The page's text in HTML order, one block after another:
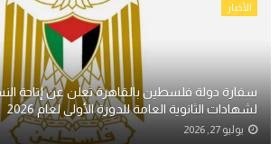
الأخبار
سفارة دولة فلسطين بالقاهرة تعلن عن إتاحة
لشهادات الثانوية العامة للدورة الأولى لعام 2026
يوليو 27, 2026